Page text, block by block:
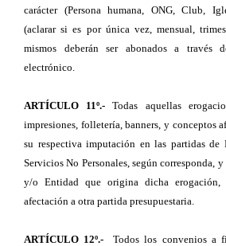
carácter (Persona humana, ONG, Club,
(aclarar si es por única vez, mensual,
mismos deberán ser abonados a través
electrónico.
ARTÍCULO 11º.-Todas aquellas
impresiones, folletería, banners, y conceptos
su respectiva imputación en las partidas de
Servicios No Personales, según corresponda,
y/o Entidad que origina dicha erogación,
afectación a otra partida presupuestaria.
ARTÍCULO 12º.-Todos los convenios a